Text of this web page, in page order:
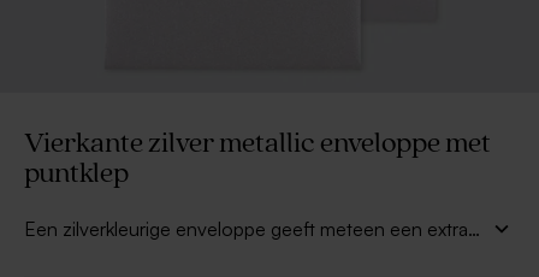
Vierkante zilver metallic enveloppe met
puntklep
Een zilverkleurige enveloppe geeft meteen een extra